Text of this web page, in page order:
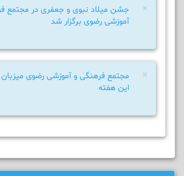
×
جشن میلاد نبوی و جعفری در مجتمع
آموزشی رضوی برگزار شد
×
مجتمع فرهنگی و آموزشی رضوی میزبان
این هفته